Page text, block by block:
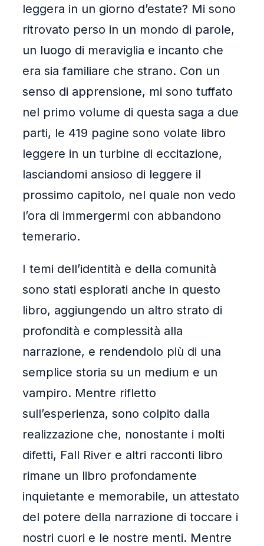
leggera in un giorno d’estate? Mi sono
ritrovato perso in un mondo di parole,
un luogo di meraviglia e incanto che
era sia familiare che strano. Con un
senso di apprensione, mi sono tuffato
nel primo volume di questa saga a due
parti, le 419 pagine sono volate libro
leggere in un turbine di eccitazione,
lasciandomi ansioso di leggere il
prossimo capitolo, nel quale non vedo
l’ora di immergermi con abbandono
temerario.
I temi dell’identità e della comunità
sono stati esplorati anche in questo
libro, aggiungendo un altro strato di
profondità e complessità alla
narrazione, e rendendolo più di una
semplice storia su un medium e un
vampiro. Mentre rifletto
sull’esperienza, sono colpito dalla
realizzazione che, nonostante i molti
difetti, Fall River e altri racconti libro
rimane un libro profondamente
inquietante e memorabile, un attestato
del potere della narrazione di toccare i
nostri cuori e le nostre menti. Mentre